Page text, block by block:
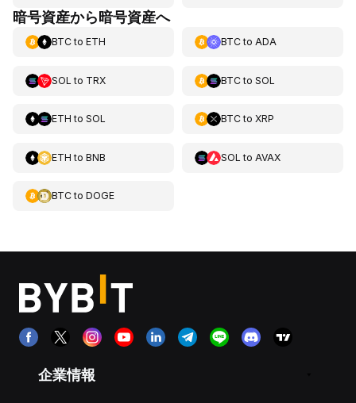
暗号資産から暗号資産へ
BTCto ETH BTCto ADA
SOL to TRX BTCto SOL
ETH to SOL BTCto XRP
ETH to BNB SOL to AVAX
BTCto DOGE
企業情報